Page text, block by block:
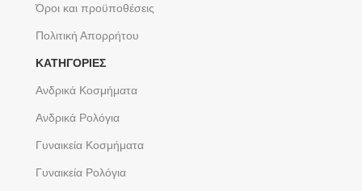
Όροι και προϋποθέσεις
Πολιτική Απορρήτου
ΚΑΤΗΓΟΡΙΕΣ
Ανδρικά Κοσμήματα
Ανδρικά Ρολόγια
Γυναικεία Κοσμήματα
Γυναικεία Ρολόγια